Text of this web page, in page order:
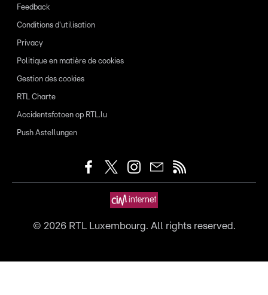
Feedback
Conditions d'utilisation
Privacy
Politique en matière de cookies
Gestion des cookies
RTL Charte
Accidentsfotoen op RTL.lu
Push Astellungen
© 2026RTL Luxembourg. All rights reserved.